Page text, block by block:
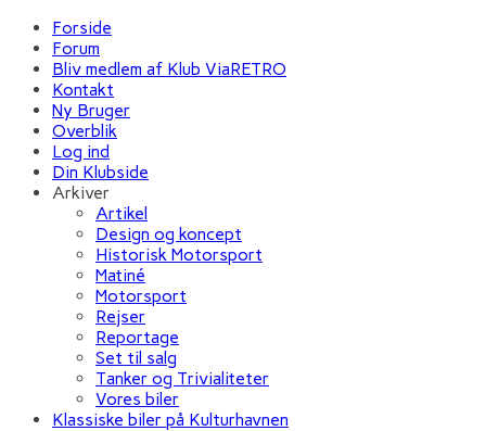
Forside
Forum
Bliv medlem af Klub ViaRETRO
Kontakt
Ny Bruger
Overblik
Log ind
Din Klubside
Arkiver
Artikel
Design og koncept
Historisk Motorsport
Matiné
Motorsport
Rejser
Reportage
Set til salg
Tanker og Trivialiteter
Vores biler
Klassiske biler på Kulturhavnen